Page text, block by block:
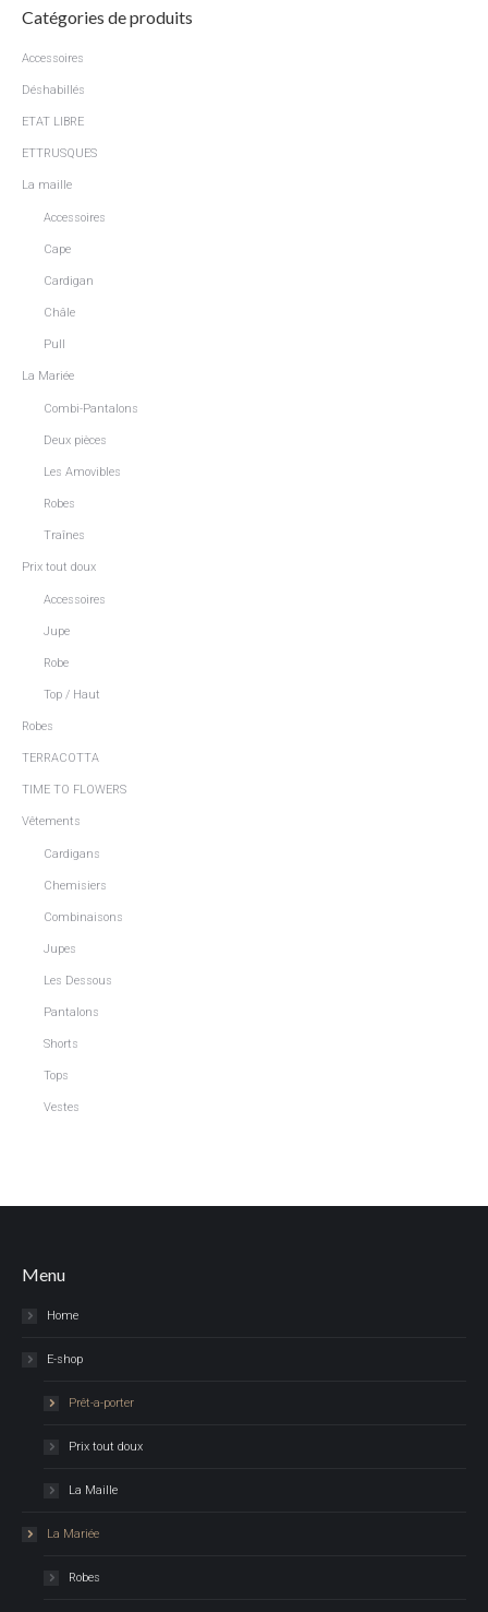
Catégories de produits
Accessoires
Déshabillés
ETAT LIBRE
ETTRUSQUES
La maille
Accessoires
Cape
Cardigan
Châle
Pull
La Mariée
Combi-Pantalons
Deux pièces
Les Amovibles
Robes
Traînes
Prix tout doux
Accessoires
Jupe
Robe
Top / Haut
Robes
TERRACOTTA
TIME TO FLOWERS
Vêtements
Cardigans
Chemisiers
Combinaisons
Jupes
Les Dessous
Pantalons
Shorts
Tops
Vestes
Menu
Home
E-shop
Prêt-a-porter
Prix tout doux
La Maille
La Mariée
Robes